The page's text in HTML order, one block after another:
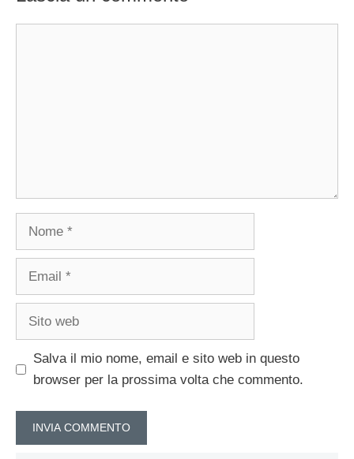
Nome
Email
Sito
Salva il mio nome, email e sito web in questo
browser per la prossima volta che commento.